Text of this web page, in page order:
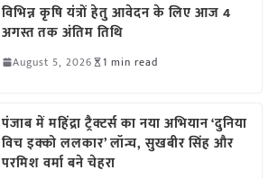
विभिन्न कृषि यंत्रों हेतु आवेदन के लिए आज 4
अगस्त तक अंतिम तिथि
August 5, 2026 1 min read
पंजाब में महिंद्रा ट्रैक्टर्स का नया अभियान ‘दुनिया
विच इक्को ललकार’ लॉन्च, सुखबीर सिंह और
परमिश वर्मा बने चेहरा